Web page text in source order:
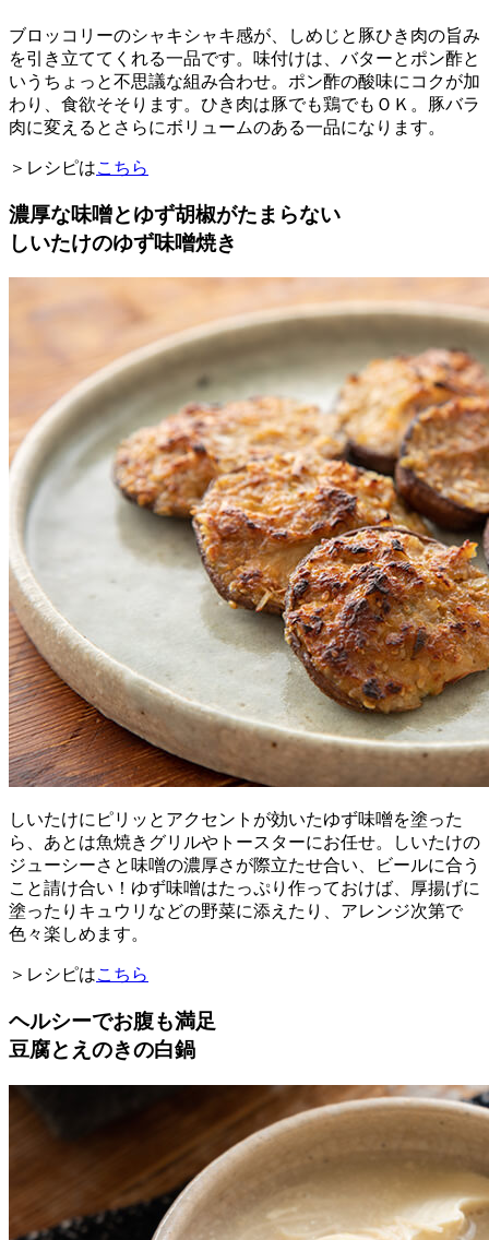
ブロッコリーのシャキシャキ感が、しめじと豚ひき肉の旨み
を引き立ててくれる一品です。味付けは、バターとポン酢と
いうちょっと不思議な組み合わせ。ポン酢の酸味にコクが加
わり、食欲そそります。ひき肉は豚でも鶏でもＯＫ。豚バラ
肉に変えるとさらにボリュームのある一品になります。
＞レシピはこちら
濃厚な味噌とゆず胡椒がたまらない
しいたけのゆず味噌焼き
しいたけにピリッとアクセントが効いたゆず味噌を塗った
ら、あとは魚焼きグリルやトースターにお任せ。しいたけの
ジューシーさと味噌の濃厚さが際立たせ合い、ビールに合う
こと請け合い！ゆず味噌はたっぷり作っておけば、厚揚げに
塗ったりキュウリなどの野菜に添えたり、アレンジ次第で
色々楽しめます。
＞レシピはこちら
ヘルシーでお腹も満足
豆腐とえのきの白鍋